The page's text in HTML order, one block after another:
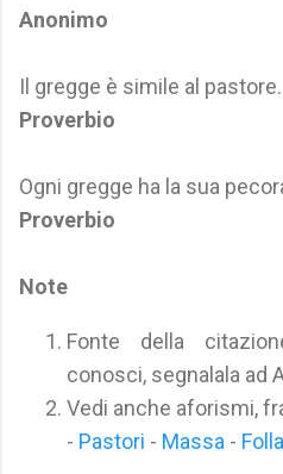
Anonimo
Il gregge è simile al pastore.
Proverbio
Ogni gregge ha la sua
Proverbio
Note
Fonte della
conosci, segnalala ad
Vedi anche aforismi,
- Pastori - Massa - Folla